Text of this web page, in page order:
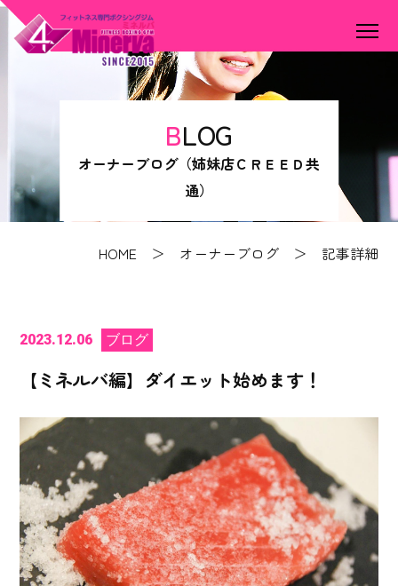
BLOG
オーナーブログ（姉妹店ＣＲＥＥＤ共
通）
HOME ＞ オーナーブログ＞ 記事詳細
2023.12.06 ブログ
【ミネルバ編】ダイエット始めます！